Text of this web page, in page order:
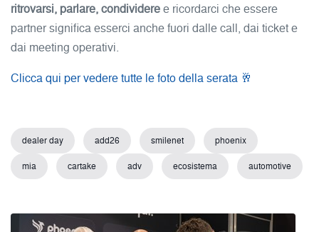
ritrovarsi, parlare, condivideree ricordarci che essere
partner significa esserci anche fuori dalle call, dai ticket e
dai meeting operativi.
Clicca qui per vedere tutte le foto della serata 🥂
dealer day add26 smilenet phoenix
mia cartake adv ecosistema automotive